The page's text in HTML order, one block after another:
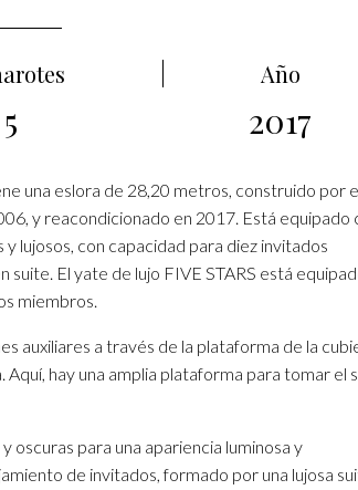
Año
5 2017
una eslora de 28,20 metros, construido por
y reacondicionado en 2017. Está equipado
lujosos, con capacidad para diez invitados
El yate de lujo FIVE STARS está
miembros.
auxiliares a través de la plataforma de la
hay una amplia plataforma para tomar el
oscuras para una apariencia luminosa y
de invitados, formado por una lujosa